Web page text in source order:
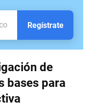
Regístrate
de
bases para